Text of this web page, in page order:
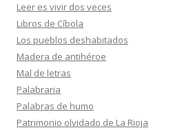
Leer es vivir dos veces
Libros de Cíbola
Los pueblos deshabitados
Madera de antihéroe
Mal de letras
Palabraria
Palabras de humo
Patrimonio olvidado de La Rioja